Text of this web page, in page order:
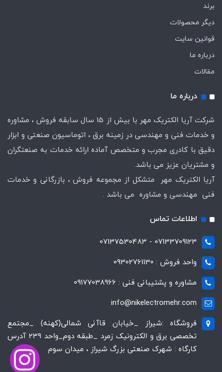
برند
دیگر محصولات
قوانین سایت
درباره ما
مقالات
درباره ما
شرکت آریا الکتریک مهر با بیش از 15 سال سابقه فروش ، مشاوره
و خدمات فنی و مهندسی در زمینه برق ، اتوماسیون صنعتی و ابزار
دقیق با کادری مجرب و متخصص آماده ارائه خدمات به صنعتگران
و مشتریان عزیز می باشد.
آریا الکتریک مهر متشکل از مجموعه فروش ، بازرگانی و خدمات
فنی مهندسی و مشاوره می باشد .
اطلاعات تماس
07133709123 - 07137530483
واحد فروش : 09302761130
مشاوره و پشتیبانی فنی : 09177038966
info@nikelectromehr.com
فروشگاه :شیراز _خیابان قاآنی شمالی(کهنه) _مجتمع
تخصصی برق و الکترونیک زمرد _طبقه دوم_واحد 239 آدرس
کارگاه : شهرک صنعتی بزرگ شیراز ، میدان سوم